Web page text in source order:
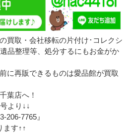
買取・会社移転の片付け･コレクシ
品整理等、処分するにもお金がか
に再販できるものは愛品館が買取
葉店へ！
より↓↓
206-7765』
ます↑↑